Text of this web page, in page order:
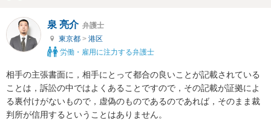
泉 亮介 弁護士
東京都 > 港区
労働・雇用に注力する弁護士
相手の主張書面に，相手にとって都合の良いことが記載されている
ことは，訴訟の中ではよくあることですので，その記載が証拠によ
る裏付けがないもので，虚偽のものであるのであれば，そのまま裁
判所が信用するということはありません。